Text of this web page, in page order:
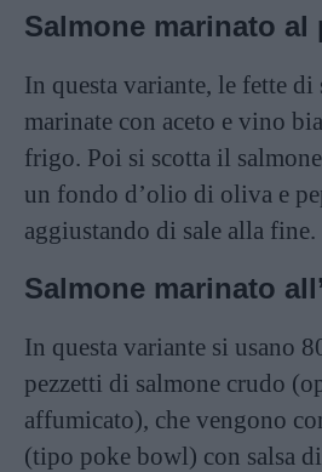
Salmone marinato al
In questa variante, le fette
marinate con aceto e vino
frigo. Poi si scotta il
un fondo d’olio di oliva e
aggiustando di sale alla fine.
Salmone marinato
In questa variante si usano
pezzetti di salmone crudo
affumicato), che vengono
(tipo poke bowl) con salsa